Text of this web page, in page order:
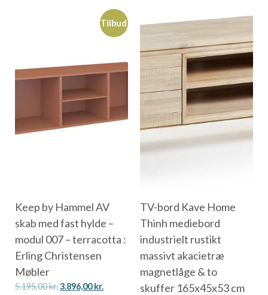
Tilbud
Keep by Hammel AV
skab med fast hylde –
modul 007 – terracotta :
Erling Christensen
Møbler
5.195,00kr.3.896,00kr.
TV-bord Kave Home
Thinh mediebord
industrielt rustikt
massivt akacietræ
magnetlåge & to
skuffer 165x45x53 cm